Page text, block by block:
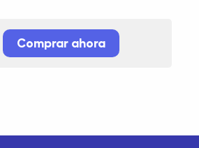
Comprar ahora